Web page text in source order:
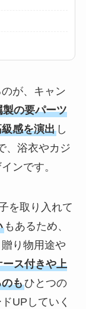
が、キャン
の要パーツ
感を演出し
、浴衣やカジ
ンです。
を取り入れて
もあるため、
り物用途や
ース付きや上
もひとつの
UPしていく